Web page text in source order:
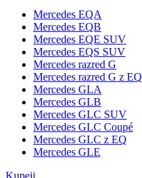
Mercedes EQA
Mercedes EQB
Mercedes EQE SUV
Mercedes EQS SUV
Mercedes razred G
Mercedes razred G z EQ
Mercedes GLA
Mercedes GLB
Mercedes GLC SUV
Mercedes GLC Coupé
Mercedes GLC z EQ
Mercedes GLE